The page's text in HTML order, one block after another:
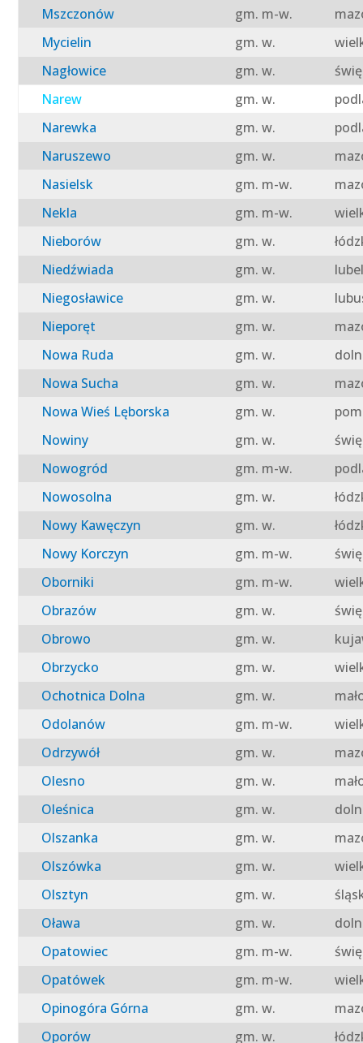
Mszczonów
gm. m-w.
Mycielin
gm. w.
Nagłowice
gm. w.
Narew
gm. w.
Narewka
gm. w.
Naruszewo
gm. w.
Nasielsk
gm. m-w.
Nekla
gm. m-w.
Nieborów
gm. w.
Niedźwiada
gm. w.
Niegosławice
gm. w.
Nieporęt
gm. w.
Nowa Ruda
gm. w.
Nowa Sucha
gm. w.
Nowa Wieś Lęborska
gm. w.
Nowiny
gm. w.
Nowogród
gm. m-w.
Nowosolna
gm. w.
Nowy Kawęczyn
gm. w.
Nowy Korczyn
gm. m-w.
Oborniki
gm. m-w.
Obrazów
gm. w.
Obrowo
gm. w.
Obrzycko
gm. w.
Ochotnica Dolna
gm. w.
Odolanów
gm. m-w.
Odrzywół
gm. w.
Olesno
gm. w.
Oleśnica
gm. w.
Olszanka
gm. w.
Olszówka
gm. w.
Olsztyn
gm. w.
Oława
gm. w.
Opatowiec
gm. m-w.
Opatówek
gm. m-w.
Opinogóra Górna
gm. w.
Oporów
gm. w.